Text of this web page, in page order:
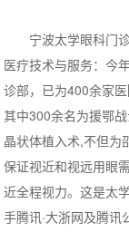
宁波太学眼科门
医疗技术与服务：今
诊部，已为400余家
其中300余名为援鄂
晶状体植入术,不但为
保证视近和视远用眼
近全程视力。这是太
手腾讯·大浙网及腾